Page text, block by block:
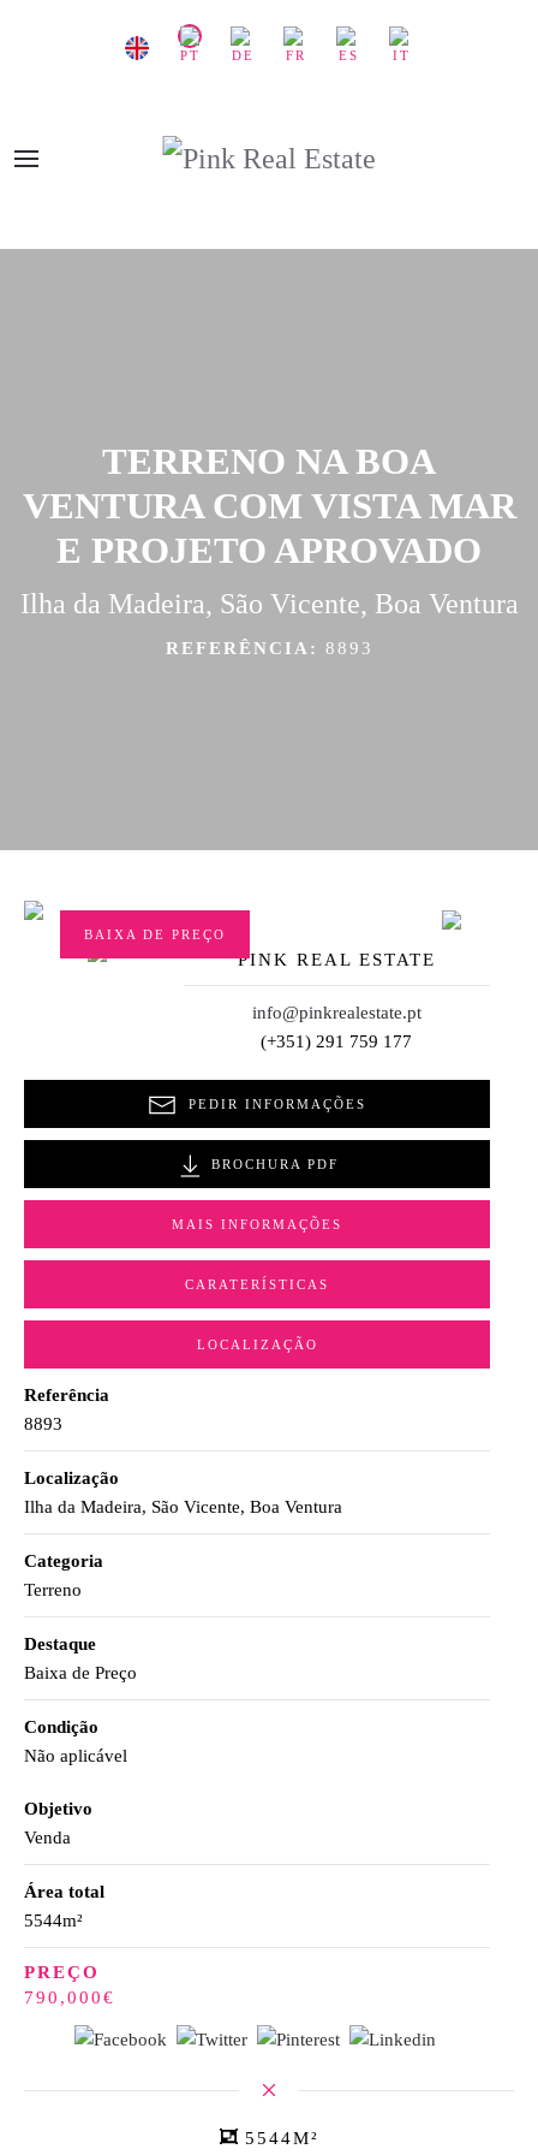
TERRENO NA BOA
VENTURA COM VISTA MAR
E PROJETO APROVADO
Ilha da Madeira, São Vicente, Boa Ventura
REFERÊNCIA: 8893
BAIXA DE PREÇO
PINK REAL ESTATE
info@pinkrealestate.pt
(+351) 291 759 177
PEDIR INFORMAÇÕES
BROCHURA PDF
MAIS INFORMAÇÕES
CARATERÍSTICAS
LOCALIZAÇÃO
Referência
8893
Localização
Ilha da Madeira, São Vicente, Boa Ventura
Categoria
Terreno
Destaque
Baixa de Preço
Condição
Não aplicável
Objetivo
Venda
Área total
5544m²
PREÇO
790,000€
5544M²